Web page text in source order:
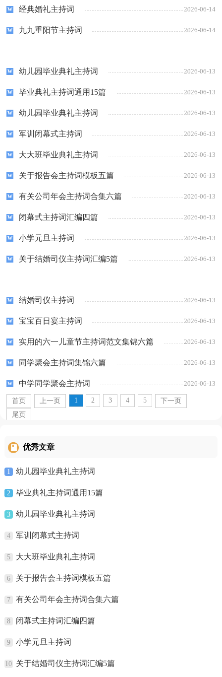
经典婚礼主持词 2026-06-14
九九重阳节主持词 2026-06-14
幼儿园毕业典礼主持词 2026-06-13
毕业典礼主持词通用15篇 2026-06-13
幼儿园毕业典礼主持词 2026-06-13
军训闭幕式主持词 2026-06-13
大大班毕业典礼主持词 2026-06-13
关于报告会主持词模板五篇 2026-06-13
有关公司年会主持词合集六篇 2026-06-13
闭幕式主持词汇编四篇 2026-06-13
小学元旦主持词 2026-06-13
关于结婚司仪主持词汇编5篇 2026-06-13
结婚司仪主持词 2026-06-13
宝宝百日宴主持词 2026-06-13
实用的六一儿童节主持词范文集锦六篇 2026-06-13
同学聚会主持词集锦六篇 2026-06-13
中学同学聚会主持词 2026-06-13
首页 上一页 1 2 3 4 5
下一页
尾页
优秀文章
1 幼儿园毕业典礼主持词
2 毕业典礼主持词通用15篇
3 幼儿园毕业典礼主持词
4 军训闭幕式主持词
5 大大班毕业典礼主持词
6 关于报告会主持词模板五篇
7 有关公司年会主持词合集六篇
8 闭幕式主持词汇编四篇
9 小学元旦主持词
10 关于结婚司仪主持词汇编5篇